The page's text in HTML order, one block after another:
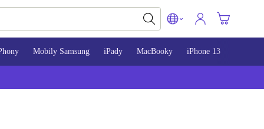
Mobily Samsung iPady MacBooky iPhone 13